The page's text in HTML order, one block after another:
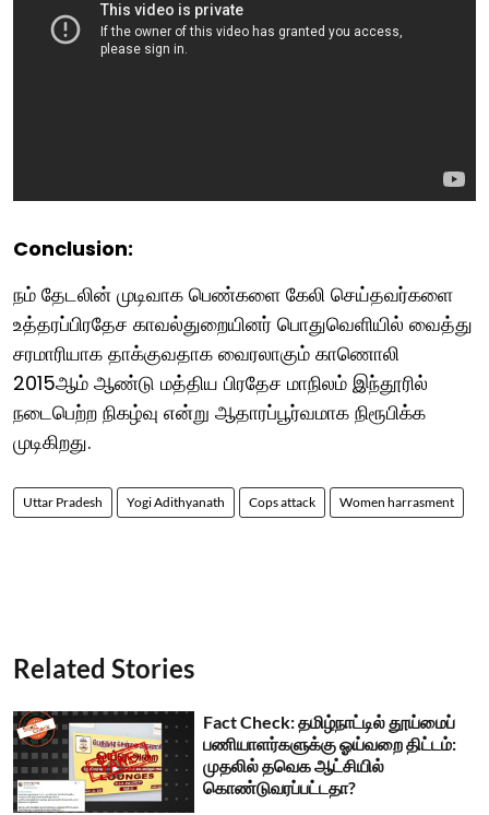
Conclusion:
நம் தேடலின் முடிவாக பெண்களை கேலி செய்தவர்களை
உத்தரப்பிரதேச காவல்துறையினர் பொதுவெளியில் வைத்து
சரமாரியாக தாக்குவதாக வைரலாகும் காணொலி
2015ஆம் ஆண்டு மத்திய பிரதேச மாநிலம் இந்தூரில்
நடைபெற்ற நிகழ்வு என்று ஆதாரப்பூர்வமாக நிரூபிக்க
முடிகிறது.
Uttar Pradesh Yogi Adithyanath Cops attack Women harrasment
Related Stories
Fact Check: தமிழ்நாட்டில் தூய்மைப்
பணியாளர்களுக்கு ஓய்வறை திட்டம்:
முதலில் தவெக ஆட்சியில்
கொண்டுவரப்பட்டதா?